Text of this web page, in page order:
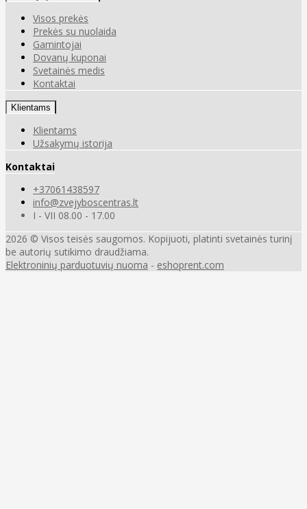
Visos prekės
Prekės su nuolaida
Gamintojai
Dovanų kuponai
Svetainės medis
Kontaktai
Klientams
Klientams
Užsakymų istorija
Kontaktai
+37061438597
info@zvejyboscentras.lt
I - VII 08.00 - 17.00
2026 © Visos teisės saugomos. Kopijuoti, platinti svetainės turinį
be autorių sutikimo draudžiama.
Elektroninių parduotuvių nuoma - eshoprent.com